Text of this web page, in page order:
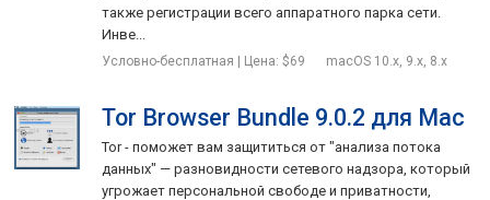
также регистрации всего аппаратного парка сети.
Инве...
Условно-бесплатная | Цена: $69 macOS 10.x, 9.x, 8.x
Tor Browser Bundle 9.0.2 для Mac
Tor - поможет вам защититься от "анализа потока
данных" — разновидности сетевого надзора, который
угрожает персональной свободе и приватности,